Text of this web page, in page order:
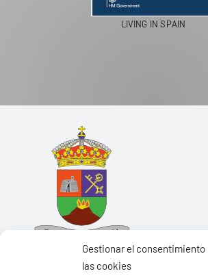
Gestionar el consentimiento
las cookies
LIVING IN SPAIN